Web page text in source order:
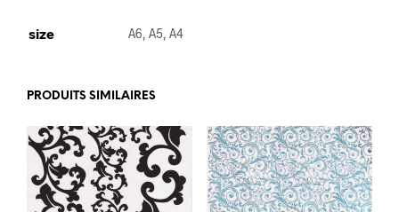
size A6, A5, A4
PRODUITS SIMILAIRES